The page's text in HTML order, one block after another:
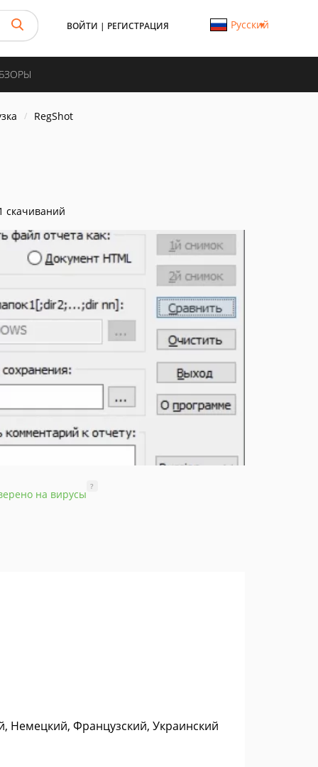
ВОЙТИ | РЕГИСТРАЦИЯ Русский
RegShot
скачиваний
на вирусы
?
Немецкий, Французский, Украинский